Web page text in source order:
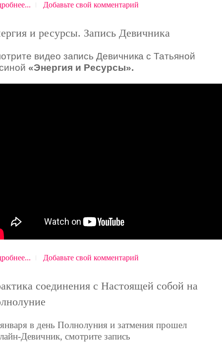
Добавьте свой комментарий
и ресурсы. Запись Девичника
видео запись Девичника с Татьяной
«Энергия и Ресурсы».
Добавьте свой комментарий
соединения с Настоящей собой на
в день Полнолуния и затмения прошел
Девичник, смотрите запись